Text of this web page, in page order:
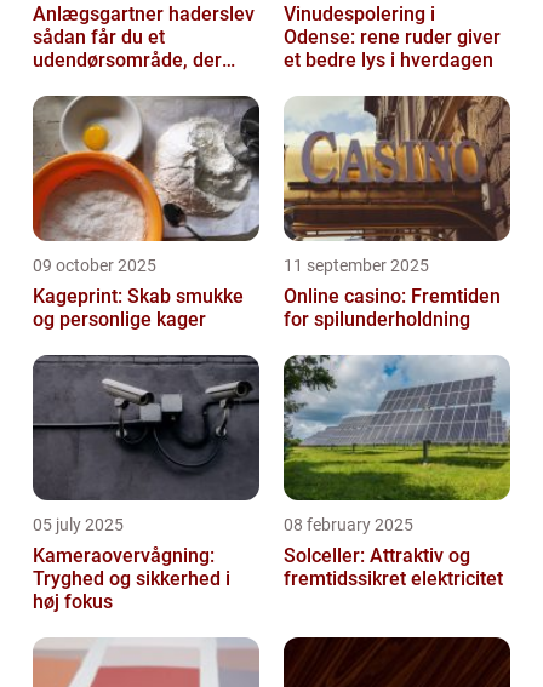
Anlægsgartner haderslev
sådan får du et
udendørsområde, der
Vinudespolering i
Odense: rene ruder giver
et bedre lys i hverdagen
09 october 2025
Kageprint: Skab smukke
og personlige kager
11 september 2025
Online casino: Fremtiden
for spilunderholdning
05 july 2025
Kameraovervågning:
Tryghed og sikkerhed i
høj fokus
08 february 2025
Solceller: Attraktiv og
fremtidssikret elektricitet